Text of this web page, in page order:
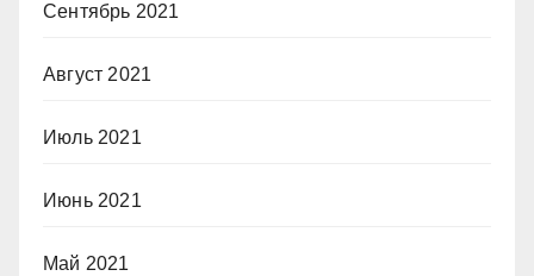
Сентябрь 2021
Август 2021
Июль 2021
Июнь 2021
Май 2021